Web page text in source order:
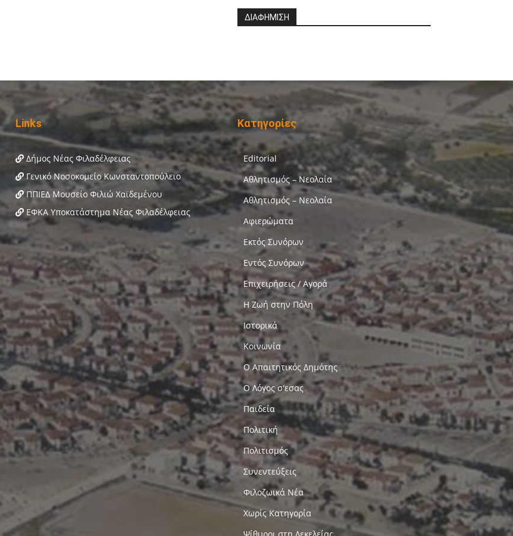
ΔΙΑΦΗΜΙΣΗ
Links
Δήμος Νέας Φιλαδέλφειας
Γενικό Νοσοκομείο Κωνσταντοπούλειο
ΠΠΙΕΔ Μουσείο Φιλιώ Χαϊδεμένου
ΕΦΚΑ Υποκατάστημα Νέας Φιλαδέλφειας
Κατηγορίες
Editorial
Αθλητισμός – Νεολαία
Αθλητισμός – Νεολαία
Αφιερώματα
Εκτός Συνόρων
Εντός Συνόρων
Επιχειρήσεις / Αγορά
Η Ζωή στην Πόλη
Ιστορικά
Κοινωνία
Ο Απαιτητικός Δημότης
Ο Λόγος σ'εσας
Παιδεία
Πολιτική
Πολιτισμός
Συνεντεύξεις
Φιλοζωικά Νέα
Χωρίς Κατηγορία